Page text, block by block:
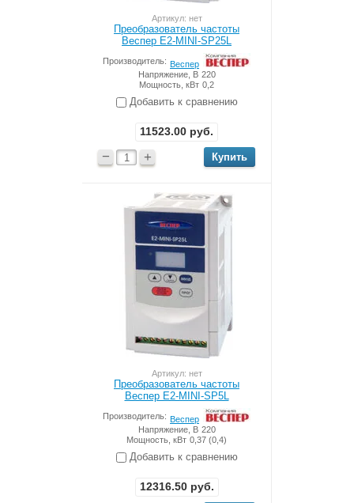
Артикул: нет
Преобразователь частоты
Веспер Е2-MINI-SP25L
Производитель: Веспер
Напряжение, В 220
Мощность, кВт 0,2
Добавить к сравнению
11523.00 руб.
− +
Артикул: нет
Преобразователь частоты
Веспер Е2-MINI-SP5L
Производитель: Веспер
Напряжение, В 220
Мощность, кВт 0,37 (0,4)
Добавить к сравнению
12316.50руб.